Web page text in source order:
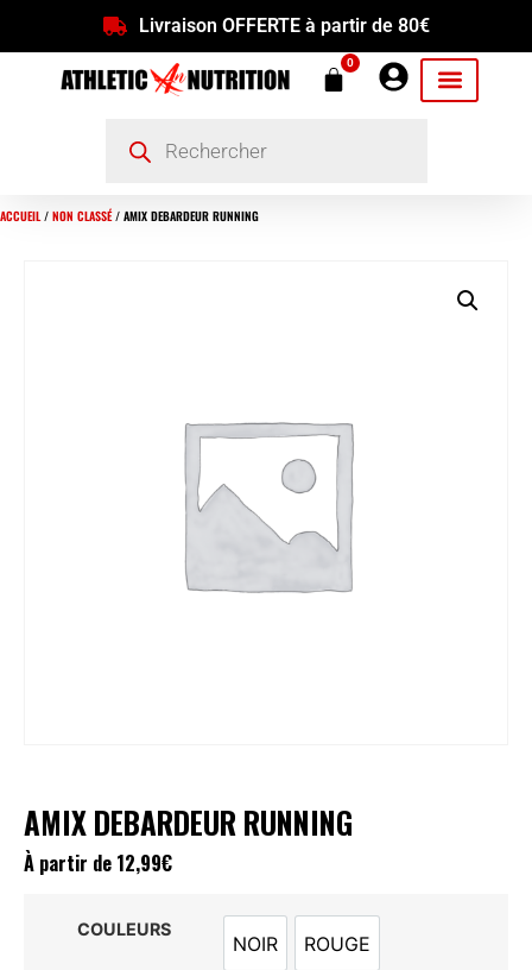
Livraison OFFERTE à partir de 80€
0
ACCUEIL/ NON CLASSÉ/ AMIX DEBARDEUR RUNNING
AMIX DEBARDEUR RUNNING
À partir de 12,99€
COULEURS
NOIR
NOIR
ROUGE
ROUGE